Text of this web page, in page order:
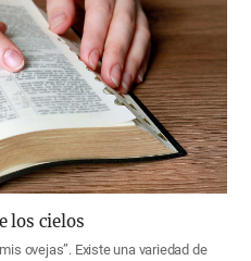
los cielos
ovejas”. Existe una variedad de